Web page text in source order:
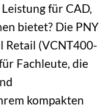
für CAD,
bietet? Die PNY
Retail (VCNT400-
Fachleute, die
kompakten